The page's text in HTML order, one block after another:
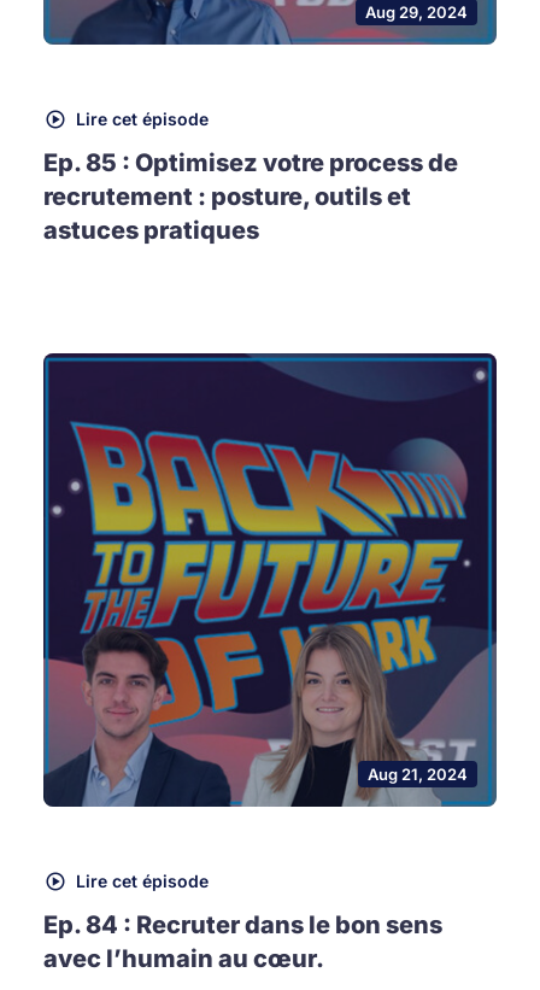
Aug 29, 2024
Lire cet épisode
Ep. 85 : Optimisez votre process de
recrutement : posture, outils et
astuces pratiques
Aug 21, 2024
Lire cet épisode
Ep. 84 : Recruter dans le bon sens
avec l’humain au cœur.